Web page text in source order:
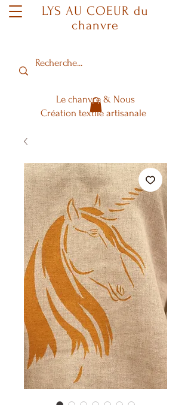
LYS AU COEUR du
chanvre
Le chanvre & Nous
Création textile artisanale